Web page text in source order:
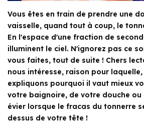
Vous êtes en train de prendre une
vaisselle, quand tout à coup, le
En l'espace d'une fraction de
illuminent le ciel. N'ignorez pas ce
vous faites, tout de suite ! Chers
nous intéresse, raison pour laquelle,
expliquons pourquoi il vaut mieux
votre baignoire, de votre douche ou
évier lorsque le fracas du tonnerre
dessus de votre tête !